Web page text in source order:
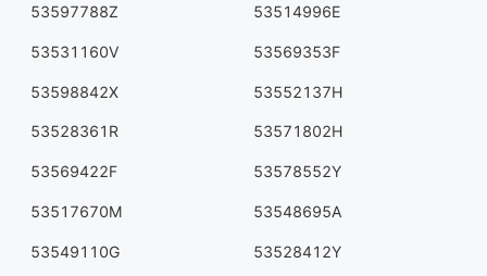
53597788Z 53514996E
53531160V 53569353F
53598842X 53552137H
53528361R 53571802H
53569422F 53578552Y
53517670M 53548695A
53549110G 53528412Y